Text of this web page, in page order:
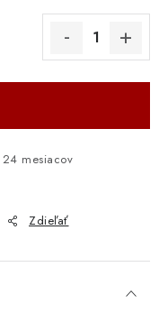
24 mesiacov
Zdieľať